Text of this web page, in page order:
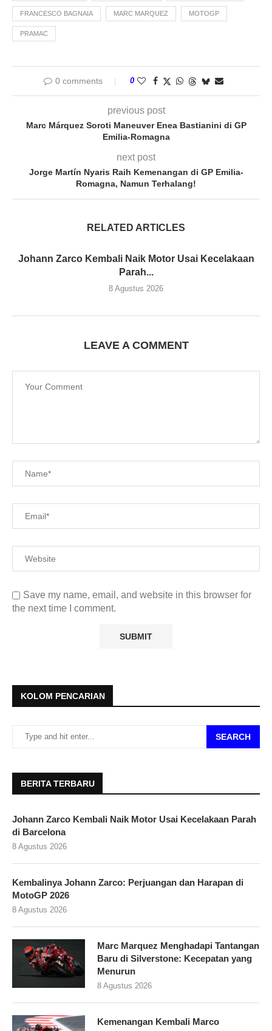
FRANCESCO BAGNAIA MARC MARQUEZ MOTOGP
PRAMAC
0 comments 0
previous post
Marc Márquez Soroti Maneuver Enea Bastianini di GP
Emilia-Romagna
next post
Jorge Martín Nyaris Raih Kemenangan di GP Emilia-
Romagna, Namun Terhalang!
RELATED ARTICLES
Johann Zarco Kembali Naik Motor Usai Kecelakaan
Parah...
8 Agustus 2026
LEAVE A COMMENT
Save my name, email, and website in this browser for
the next time I comment.
KOLOM PENCARIAN
SEARCH
BERITA TERBARU
Johann Zarco Kembali Naik Motor Usai Kecelakaan Parah
di Barcelona
8 Agustus 2026
Kembalinya Johann Zarco: Perjuangan dan Harapan di
MotoGP 2026
8 Agustus 2026
Marc Marquez Menghadapi Tantangan
Baru di Silverstone: Kecepatan yang
Menurun
8 Agustus 2026
Kemenangan Kembali Marco